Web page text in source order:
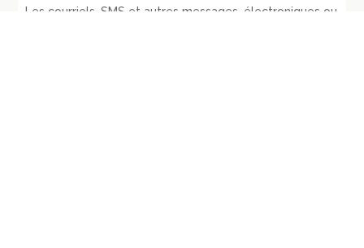
Les courriels, SMS et autres messages, électroniques ou